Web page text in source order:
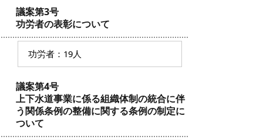
議案第3号
功労者の表彰について
功労者：19人
議案第4号
上下水道事業に係る組織体制の統合に伴
う関係条例の整備に関する条例の制定に
ついて